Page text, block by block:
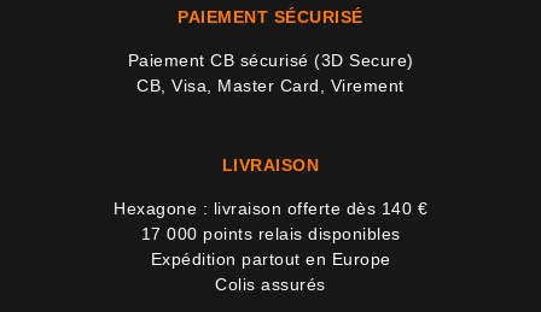
PAIEMENT SÉCURISÉ
Paiement CB sécurisé (3D Secure)
CB, Visa, Master Card, Virement
LIVRAISON
Hexagone : livraison offerte dès 140 €
17 000 points relais disponibles
Expédition partout en Europe
Colis assurés